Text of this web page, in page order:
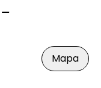
-
Mapa